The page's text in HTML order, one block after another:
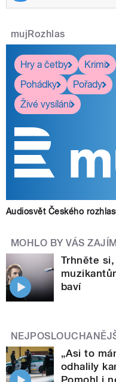
mujRozhlas
Hry a četby
Krimi
Pohádky
Pořady
Živé vysílání
Audiosvět Českého
MOHLO BY VÁS
Trhněte
baví
„Asi to
odhalily